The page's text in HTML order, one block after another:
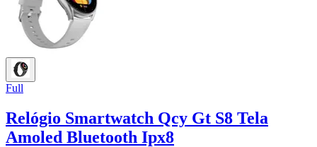
Full
Relógio Smartwatch Qcy Gt S8 Tela
Amoled Bluetooth Ipx8